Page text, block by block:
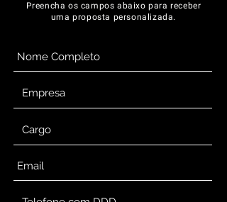
Preencha os campos abaixo para receber
uma proposta personalizada.